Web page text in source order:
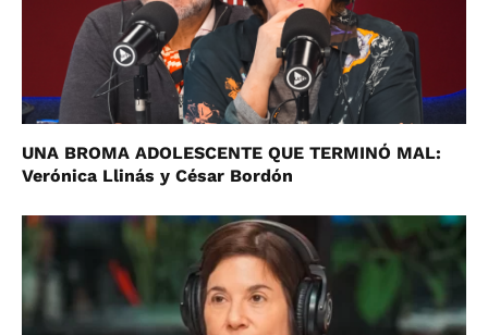
UNA BROMA ADOLESCENTE QUE TERMINÓ MAL:
Verónica Llinás y César Bordón